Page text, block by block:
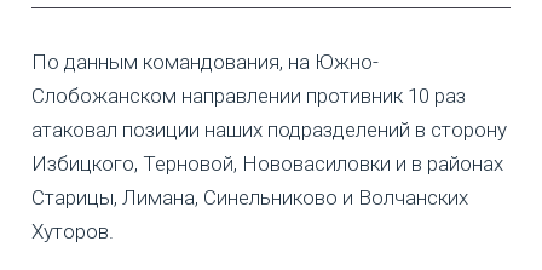
По данным командования, на Южно-
Слобожанском направлении противник 10 раз
атаковал позиции наших подразделений в сторону
Избицкого, Терновой, Нововасиловки и в районах
Старицы, Лимана, Синельниково и Волчанских
Хуторов.